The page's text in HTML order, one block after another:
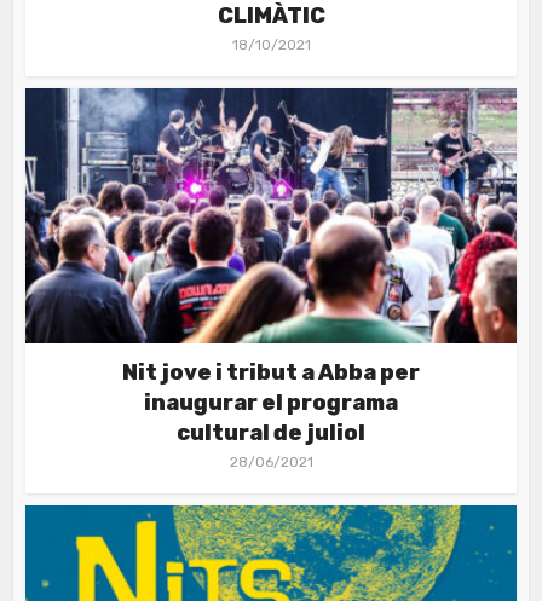
CLIMÀTIC
18/10/2021
Nit jove i tribut a Abba per
inaugurar el programa
cultural de juliol
28/06/2021